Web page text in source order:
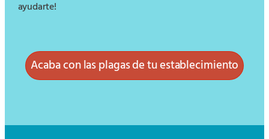
ayudarte!
Acaba con las plagas de tu establecimiento